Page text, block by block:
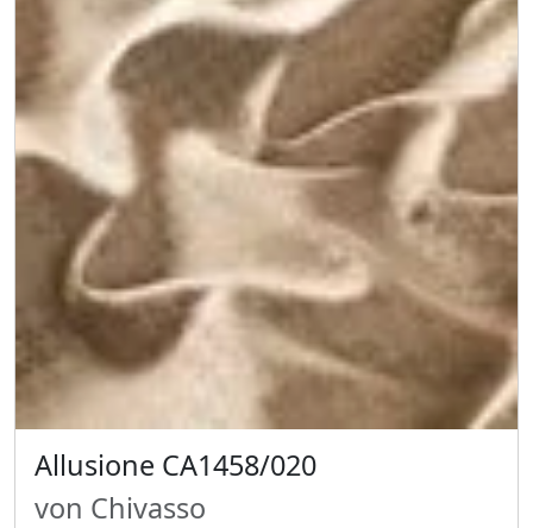
Allusione CA1458/020
von Chivasso